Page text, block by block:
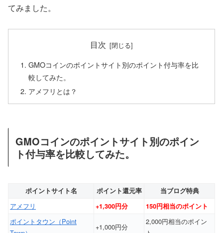
てみました。
目次
GMOコインのポイントサイト別のポイント付与率を比
較してみた。
アメフリとは？
GMOコインのポイントサイト別のポイン
ト付与率を比較してみた。
ポイントサイト名 ポイント還元率 当ブログ特典
アメフリ +1,300円分 150円相当のポイント
ポイントタウン（Point
+1,000円分
2,000円相当のポイン